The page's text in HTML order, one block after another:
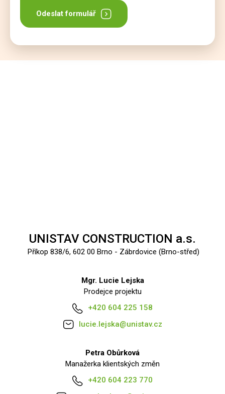
Odeslat formulář
UNISTAV CONSTRUCTION a.s.
Příkop 838/6, 602 00 Brno - Zábrdovice (Brno-střed)
Mgr. Lucie Lejska
Prodejce projektu
+420 604 225 158
lucie.lejska@unistav.cz
Petra Obůrková
Manažerka klientských změn
+420 604 223 770